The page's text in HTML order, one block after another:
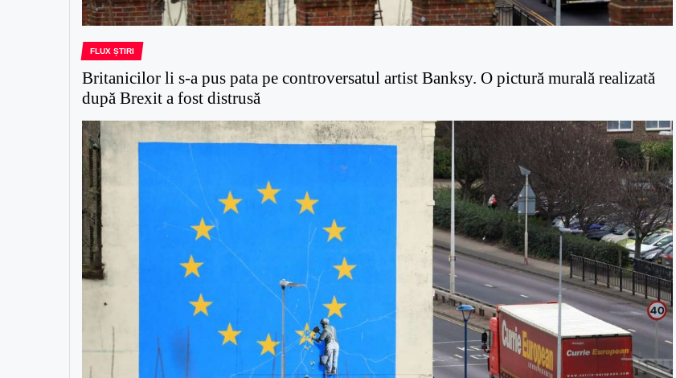
FLUX ȘTIRI
Britanicilor li s-a pus pata pe controversatul artist Banksy. O pictură murală realizată
după Brexit a fost distrusă